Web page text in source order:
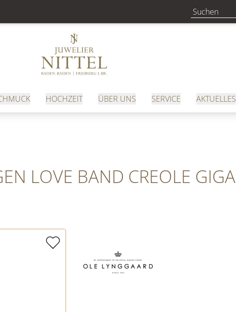
HOCHZEIT ÜBER UNS SERVICE AKTUELLES
LOVE BAND CREOLE GIGA